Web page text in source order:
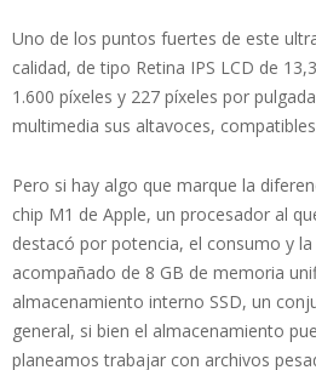
Uno de los puntos fuertes de este
calidad, de tipo Retina IPS LCD de
1.600 píxeles y 227 píxeles por
multimedia sus altavoces,
Pero si hay algo que marque la
chip M1 de Apple, un procesador al
destacó por potencia, el consumo y la
acompañado de 8 GB de memoria
almacenamiento interno SSD, un
general, si bien el almacenamiento
planeamos trabajar con archivos